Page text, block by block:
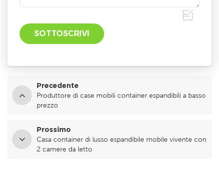
Precedente
Produttore di case mobili container espandibili a basso
prezzo
Prossimo
Casa container di lusso espandibile mobile vivente con
2 camere da letto